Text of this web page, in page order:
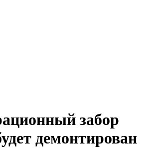
забор
демонтирован